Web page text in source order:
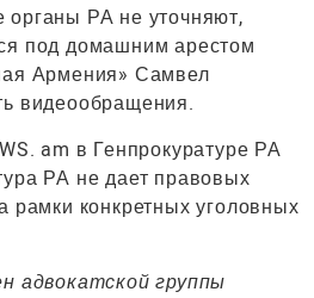
органы РА не уточняют,
под домашним арестом
Армения» Самвел
видеообращения.
am в Генпрокуратуре РА
РА не дает правовых
рамки конкретных уголовных
адвокатской группы